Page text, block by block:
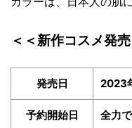
＜＜新作コスメ発
発売日 2023
予約開始日 全力